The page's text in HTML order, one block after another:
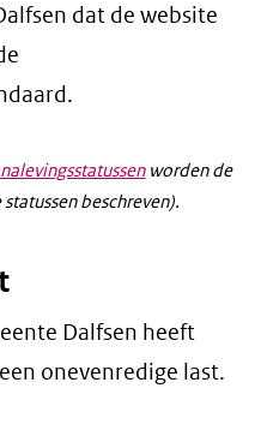
dat de website
worden de
beschreven).
Dalfsen heeft
onevenredige last.